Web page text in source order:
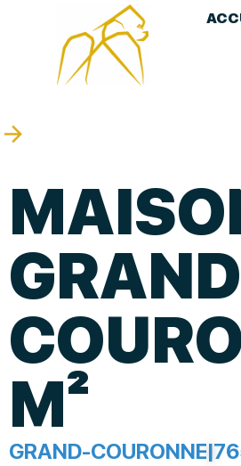
M²
GRAND-COURONNE|